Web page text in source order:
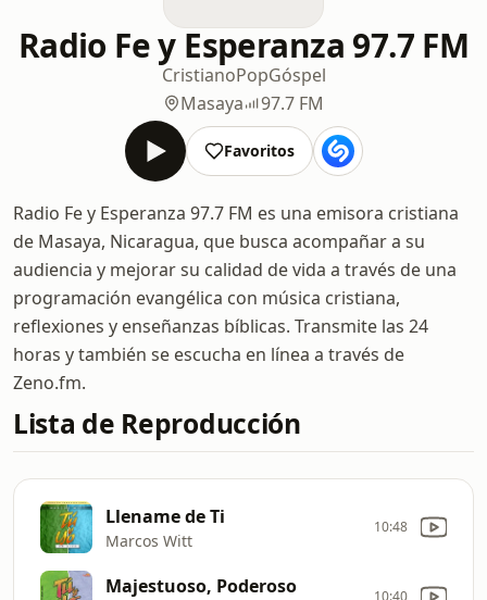
Radio Fe y Esperanza 97.7 FM
CristianoPopGóspel
Masaya
97.7 FM
Favoritos
Radio Fe y Esperanza 97.7 FM es una emisora cristiana
de Masaya, Nicaragua, que busca acompañar a su
audiencia y mejorar su calidad de vida a través de una
programación evangélica con música cristiana,
reflexiones y enseñanzas bíblicas. Transmite las 24
horas y también se escucha en línea a través de
Zeno.fm.
Lista de Reproducción
Llename de Ti
Marcos Witt
10:48
Majestuoso, Poderoso 10:40